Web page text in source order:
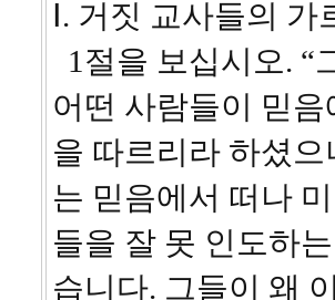
Ⅰ. 거짓 교사들의
1절을 보십시오. “
어떤 사람들이 믿
을 따르리라 하셨
는 믿음에서 떠나
들을 잘 못 인도하
습니다. 그들이 왜